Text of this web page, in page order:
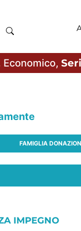
Economico,
FAMIGLIA
IMPEGNO